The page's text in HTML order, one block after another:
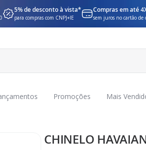
5% de desconto à vista*
para compras com CNPJ+IE
Compras em até
sem juros no cartão de
Promoções Mais
CHINELO